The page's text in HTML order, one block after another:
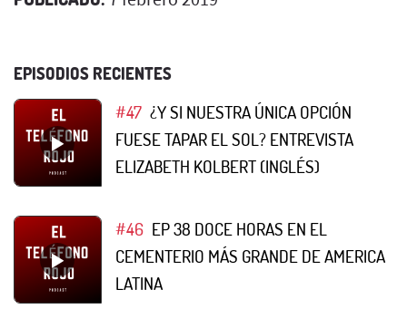
EPISODIOS RECIENTES
#47 ¿Y SI NUESTRA ÚNICA OPCIÓN
FUESE TAPAR EL SOL? ENTREVISTA
ELIZABETH KOLBERT (INGLÉS)
#46 EP 38 DOCE HORAS EN EL
CEMENTERIO MÁS GRANDE DE AMERICA
LATINA